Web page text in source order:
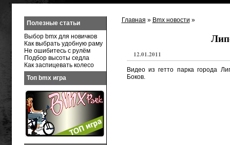
Главная » Bmx новости »
12.01.2011
Видео из гетто парка города
Боков.
Полезные статьи
Выбор bmx для новичков
Как выбрать удобную раму
Не ошибитесь с рулём
Подбор высоты седла
Как заспицевать колесо
Топ bmx игра